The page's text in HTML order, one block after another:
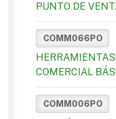
PUNTO DE
COMM066PO
COMERCIAL
COMM006PO